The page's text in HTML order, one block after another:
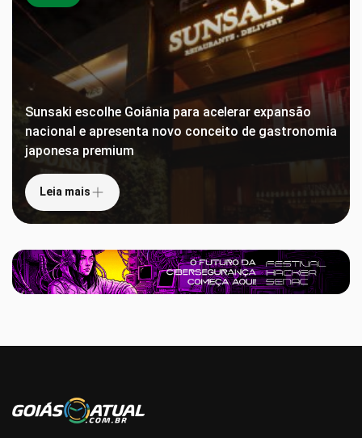
Sunsaki escolhe Goiânia para acelerar expansão
nacional e apresenta novo conceito de gastronomia
japonesa premium
Leia mais